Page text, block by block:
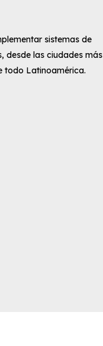
sistemas de
desde las ciudades más
todo Latinoamérica.